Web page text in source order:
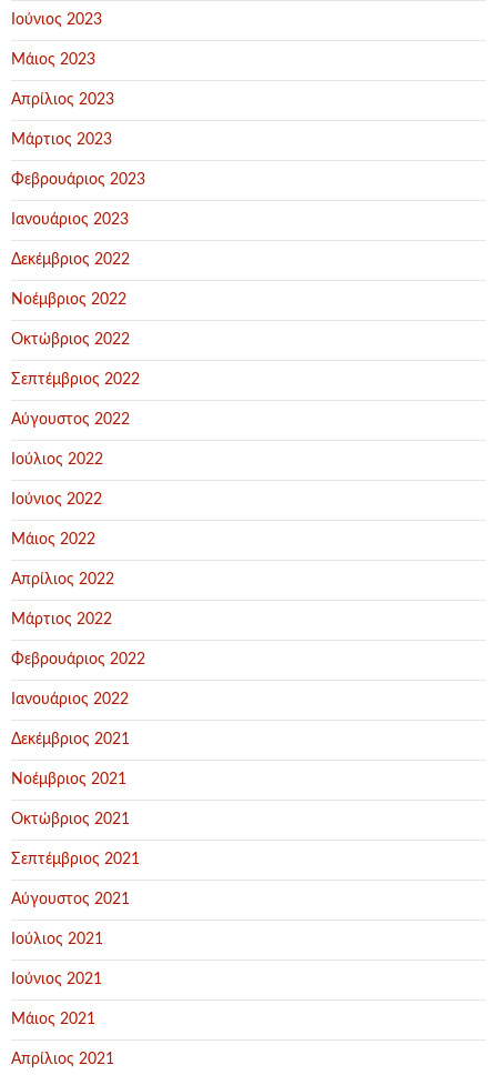
Ιούνιος 2023
Μάιος 2023
Απρίλιος 2023
Μάρτιος 2023
Φεβρουάριος 2023
Ιανουάριος 2023
Δεκέμβριος 2022
Νοέμβριος 2022
Οκτώβριος 2022
Σεπτέμβριος 2022
Αύγουστος 2022
Ιούλιος 2022
Ιούνιος 2022
Μάιος 2022
Απρίλιος 2022
Μάρτιος 2022
Φεβρουάριος 2022
Ιανουάριος 2022
Δεκέμβριος 2021
Νοέμβριος 2021
Οκτώβριος 2021
Σεπτέμβριος 2021
Αύγουστος 2021
Ιούλιος 2021
Ιούνιος 2021
Μάιος 2021
Απρίλιος 2021